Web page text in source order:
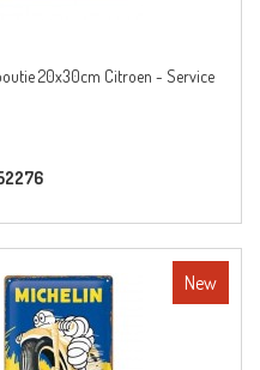
20x30cm Citroen - Service
New